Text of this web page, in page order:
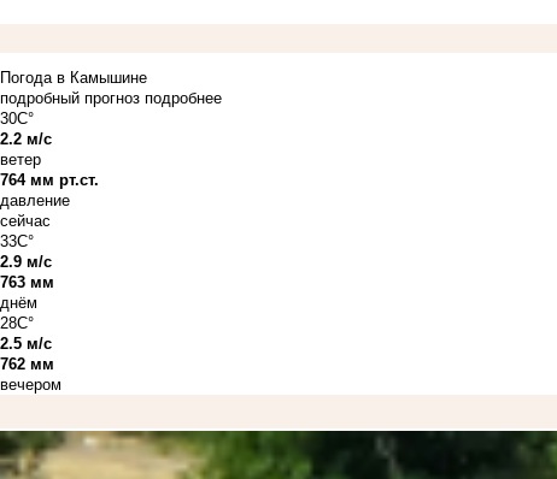
Погода в Камышине
подробный прогноз подробнее
30C°
2.2 м/с
ветер
764 мм рт.ст.
давление
сейчас
33C°
2.9 м/с
763 мм
днём
28C°
2.5 м/с
762 мм
вечером